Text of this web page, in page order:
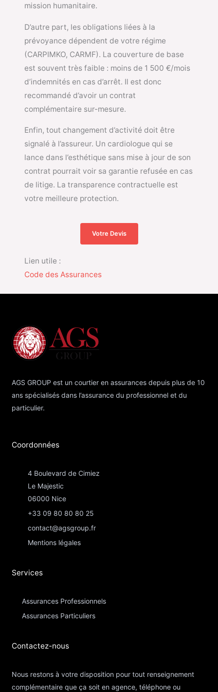
mission humanitaire.
D’autre part, les obligations liées à la
prévoyance dépendent de votre régime
(CARPIMKO, CARMF). La couverture de base
est souvent très faible : moins de 1 500 €/mois
d’indemnités en cas d’arrêt. Il est donc
recommandé d’avoir un contrat
complémentaire sur-mesure.
Enfin, tout changement d’activité doit être
signalé à l’assureur. Un cardiologue qui se
lance dans l’esthétique sans mise à jour de son
contrat pourrait voir sa garantie refusée en cas
de litige. La transparence contractuelle est
votre meilleure protection.
Votre Devis
Lien utile :
Code des Assurances
AGS GROUP est un courtier en assurances depuis plus de 10
ans spécialisés dans l’assurance du professionnel et du
particulier.
Coordonnées​
4 Boulevard de Cimiez
Le Majestic
06000 Nice
+33 09 80 80 80 25
contact@agsgroup.fr
Mentions légales
Services
Assurances Professionnels
Assurances Particuliers​
Contactez-nous​
Nous restons à votre disposition pour tout renseignement
complémentaire que ça soit en agence, téléphone ou